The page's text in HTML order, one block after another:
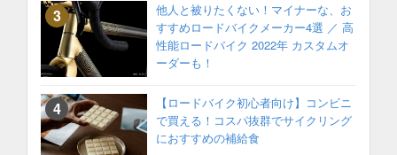
他人と被りたくない！マイナーな、お
すすめロードバイクメーカー4選 ／ 高
性能ロードバイク 2022年 カスタムオ
ーダーも！
【ロードバイク初心者向け】コンビニ
で買える！コスパ抜群でサイクリング
におすすめの補給食